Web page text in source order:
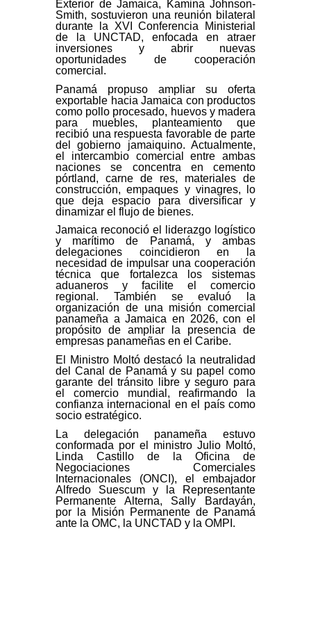
Exterior de Jamaica, Kamina Johnson-
Smith, sostuvieron una reunión bilateral
durante la XVI Conferencia Ministerial
de la UNCTAD, enfocada en atraer
inversiones y abrir nuevas
oportunidades de cooperación
comercial.
Panamá propuso ampliar su oferta
exportable hacia Jamaica con productos
como pollo procesado, huevos y madera
para muebles, planteamiento que
recibió una respuesta favorable de parte
del gobierno jamaiquino. Actualmente,
el intercambio comercial entre ambas
naciones se concentra en cemento
pórtland, carne de res, materiales de
construcción, empaques y vinagres, lo
que deja espacio para diversificar y
dinamizar el flujo de bienes.
Jamaica reconoció el liderazgo logístico
y marítimo de Panamá, y ambas
delegaciones coincidieron en la
necesidad de impulsar una cooperación
técnica que fortalezca los sistemas
aduaneros y facilite el comercio
regional. También se evaluó la
organización de una misión comercial
panameña a Jamaica en 2026, con el
propósito de ampliar la presencia de
empresas panameñas en el Caribe.
El Ministro Moltó destacó la neutralidad
del Canal de Panamá y su papel como
garante del tránsito libre y seguro para
el comercio mundial, reafirmando la
confianza internacional en el país como
socio estratégico.
La delegación panameña estuvo
conformada por el ministro Julio Moltó,
Linda Castillo de la Oficina de
Negociaciones Comerciales
Internacionales (ONCI), el embajador
Alfredo Suescum y la Representante
Permanente Alterna, Sally Bardayán,
por la Misión Permanente de Panamá
ante la OMC, la UNCTAD y la OMPI.